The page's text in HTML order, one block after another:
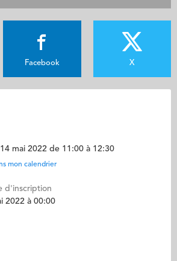
Facebook X
mai 2022 de 11:00 à 12:30
mon calendrier
d'inscription
2022 à 00:00